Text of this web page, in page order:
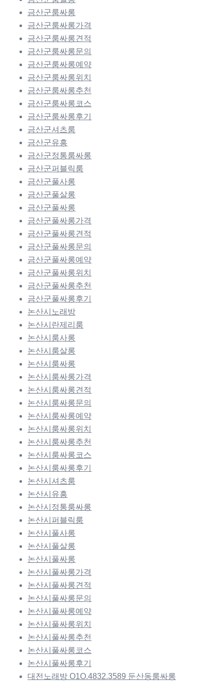
금산군룸싸롱
금산군룸싸롱가격
금산군룸싸롱견적
금산군룸싸롱문의
금산군룸싸롱예약
금산군룸싸롱위치
금산군룸싸롱추천
금산군룸싸롱코스
금산군룸싸롱후기
금산군셔츠룸
금산군유흥
금산군정통룸싸롱
금산군퍼블릭룸
금산군풀사롱
금산군풀살롱
금산군풀싸롱
금산군풀싸롱가격
금산군풀싸롱견적
금산군풀싸롱문의
금산군풀싸롱예약
금산군풀싸롱위치
금산군풀싸롱추천
금산군풀싸롱후기
논산시노래방
논산시란제리룸
논산시룸사롱
논산시룸살롱
논산시룸싸롱
논산시룸싸롱가격
논산시룸싸롱견적
논산시룸싸롱문의
논산시룸싸롱예약
논산시룸싸롱위치
논산시룸싸롱추천
논산시룸싸롱코스
논산시룸싸롱후기
논산시셔츠룸
논산시유흥
논산시정통룸싸롱
논산시퍼블릭룸
논산시풀사롱
논산시풀살롱
논산시풀싸롱
논산시풀싸롱가격
논산시풀싸롱견적
논산시풀싸롱문의
논산시풀싸롱예약
논산시풀싸롱위치
논산시풀싸롱추천
논산시풀싸롱코스
논산시풀싸롱후기
대전노래방 O1O.4832.3589 둔산동룸싸롱